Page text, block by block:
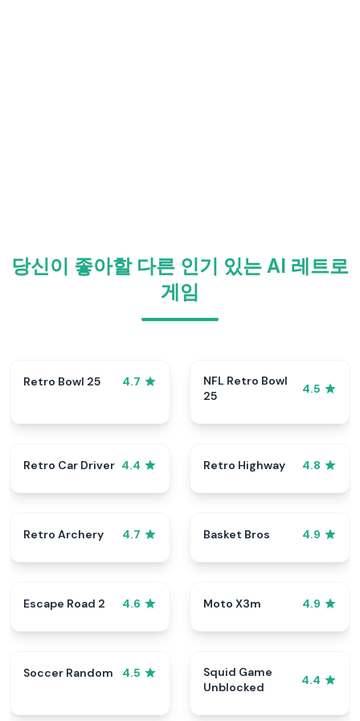
당신이 좋아할 다른 인기 있는 AI 레트로
게임
Retro Bowl 25 4.7
NFL Retro Bowl
25
4.5
Retro Car Driver 4.4 Retro Highway 4.8
Retro Archery 4.7 Basket Bros 4.9
Escape Road 2 4.6 Moto X3m 4.9
Soccer Random 4.5
Squid Game
Unblocked
4.4